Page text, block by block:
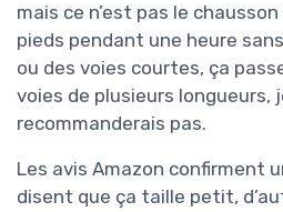
mais ce n’est pas le
pieds pendant une heure
ou des voies courtes, ça
voies de plusieurs longueurs,
recommanderais pas.
Les avis Amazon confirment
disent que ça taille petit,